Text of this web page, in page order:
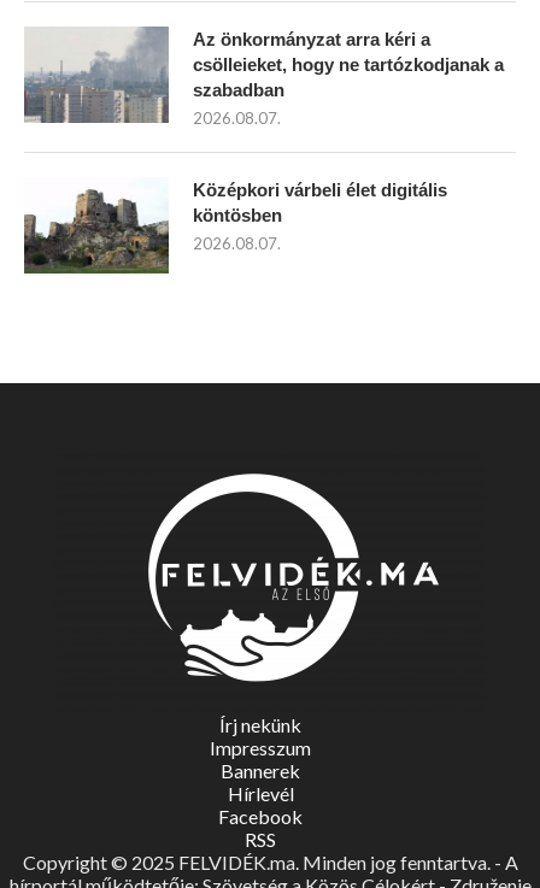
Az önkormányzat arra kéri a
csölleieket, hogy ne tartózkodjanak a
szabadban
2026.08.07.
Középkori várbeli élet digitális
köntösben
2026.08.07.
Írj nekünk
Impresszum
Bannerek
Hírlevél
Facebook
RSS
Copyright © 2025 FELVIDÉK.ma. Minden jog fenntartva. - A